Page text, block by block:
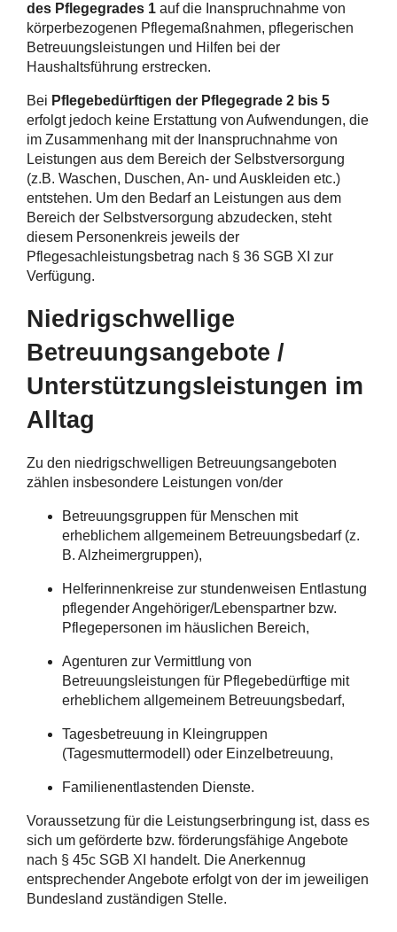
des Pflegegrades 1 auf die Inanspruchnahme von
körperbezogenen Pflegemaßnahmen, pflegerischen
Betreuungsleistungen und Hilfen bei der
Haushaltsführung erstrecken.
Bei Pflegebedürftigen der Pflegegrade 2 bis 5
erfolgt jedoch keine Erstattung von Aufwendungen, die
im Zusammenhang mit der Inanspruchnahme von
Leistungen aus dem Bereich der Selbstversorgung
(z.B. Waschen, Duschen, An- und Auskleiden etc.)
entstehen. Um den Bedarf an Leistungen aus dem
Bereich der Selbstversorgung abzudecken, steht
diesem Personenkreis jeweils der
Pflegesachleistungsbetrag nach § 36 SGB XI zur
Verfügung.
Niedrigschwellige
Betreuungsangebote /
Unterstützungsleistungen im
Alltag
Zu den niedrigschwelligen Betreuungsangeboten
zählen insbesondere Leistungen von/der
Betreuungsgruppen für Menschen mit
erheblichem allgemeinem Betreuungsbedarf (z.
B. Alzheimergruppen),
Helferinnenkreise zur stundenweisen Entlastung
pflegender Angehöriger/Lebenspartner bzw.
Pflegepersonen im häuslichen Bereich,
Agenturen zur Vermittlung von
Betreuungsleistungen für Pflegebedürftige mit
erheblichem allgemeinem Betreuungsbedarf,
Tagesbetreuung in Kleingruppen
(Tagesmuttermodell) oder Einzelbetreuung,
Familienentlastenden Dienste.
Voraussetzung für die Leistungserbringung ist, dass es
sich um geförderte bzw. förderungsfähige Angebote
nach § 45c SGB XI handelt. Die Anerkennug
entsprechender Angebote erfolgt von der im jeweiligen
Bundesland zuständigen Stelle.